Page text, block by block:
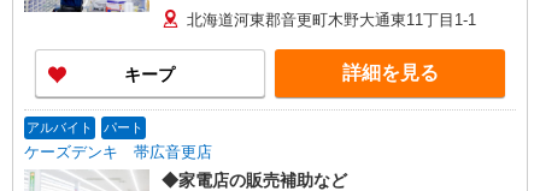
は日曜・祝日の終日は勤務1時間につき50円加給）
※加給制度は学生スタッフ対象外です
北海道河東郡音更町木野大通東11丁目1-1
キープ 詳細を見る
アルバイト パート
ケーズデンキ 帯広音更店
◆家電店の販売補助など